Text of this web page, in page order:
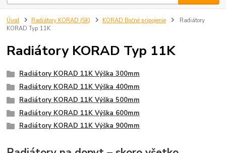
Úvod Radiátory KORAD (SK) KORAD Bočné pripojenie
Radiátory
KORAD Typ 11K
Radiátory KORAD Typ 11K
Radiátory KORAD 11K Výška 300mm
Radiátory KORAD 11K Výška 400mm
Radiátory KORAD 11K Výška 500mm
Radiátory KORAD 11K Výška 600mm
Radiátory KORAD 11K Výška 900mm